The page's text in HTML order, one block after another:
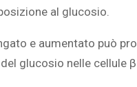
al glucosio.
e aumentato può
glucosio nelle cellule